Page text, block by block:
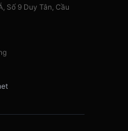
Số 9 Duy Tân, Cầu